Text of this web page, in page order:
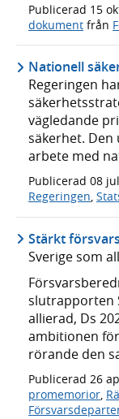
Publicerad 15
dokument från
Nationell
Regeringen
vägledande
säkerhet.
arbete med
Publicerad 08
Regeringen,
Stärkt
Sverige som
slutrapporten
allierad, Ds
ambitionen
rörande den
Publicerad 26
promemorior,